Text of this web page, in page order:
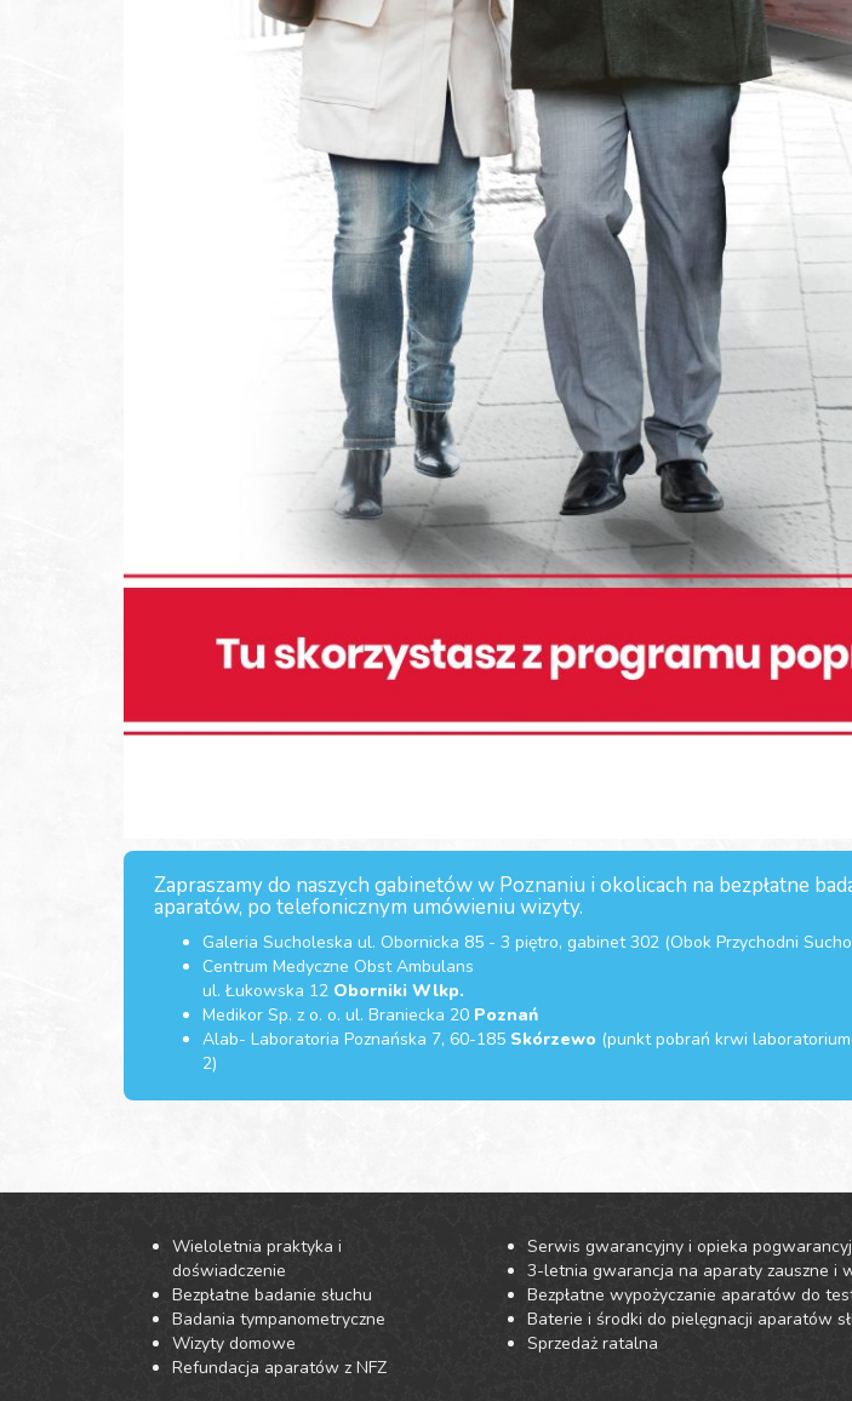
Zapraszamy do naszych gabinetów w Poznaniu i okolicach na bezpłatne
aparatów, po telefonicznym umówieniu wizyty.
Galeria Sucholeska ul. Obornicka 85 - 3 piętro, gabinet 302 (Obok Przychodni
Centrum Medyczne Obst Ambulans
ul. Łukowska 12 Oborniki Wlkp.
Medikor Sp. z o. o. ul. Braniecka 20 Poznań
Alab- Laboratoria Poznańska 7, 60-185 Skórzewo (punkt pobrań krwi
2)
Wieloletnia praktyka i
doświadczenie
Bezpłatne badanie słuchu
Badania tympanometryczne
Wizyty domowe
Refundacja aparatów z NFZ
Serwis gwarancyjny i opieka
3-letnia gwarancja na aparaty zauszne i
Bezpłatne wypożyczanie aparatów do
Baterie i środki do pielęgnacji aparatów
Sprzedaż ratalna